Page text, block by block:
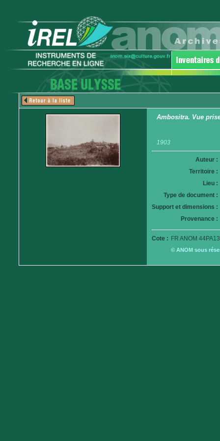
Ambositra. Vue
1903
Auteur :
Territoire :
Lieu :
Type de document :
Support et dimensions :
Provenance :
Cote : FR ANOM
© ANOM sous